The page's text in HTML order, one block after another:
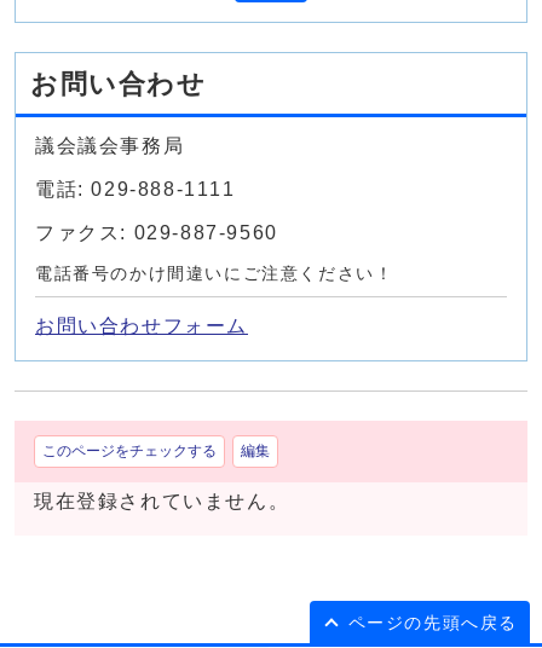
お問い合わせ
議会議会事務局
電話: 029-888-1111
ファクス: 029-887-9560
電話番号のかけ間違いにご注意ください！
お問い合わせフォーム
このページをチェックする 編集
現在登録されていません。
ページの先頭へ戻る